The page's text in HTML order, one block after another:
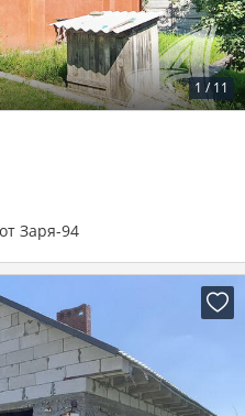
1 / 11
Заря-94